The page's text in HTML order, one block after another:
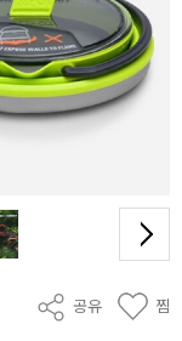
공유 찜